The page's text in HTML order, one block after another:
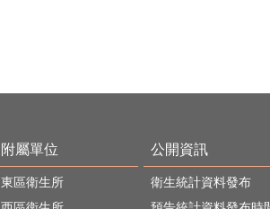
附屬單位
東區衛生所
公開資訊
衛生統計資料發布